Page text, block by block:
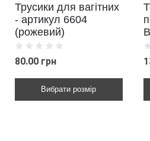
Трусики для вагітних
- артикул 6604
(рожевий)
80.00 грн
Вибрати розмір